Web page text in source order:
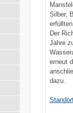
Silber,
Der
Jahre
erneut
dazu.